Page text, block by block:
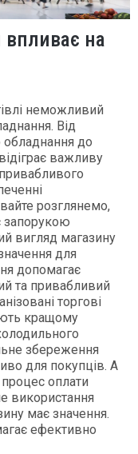
впливає на
неможливий
Від
обладнання до
важливу
розглянемо,
запорукою
вигляд магазину
для
допомагає
та привабливий
торгові
кращому
збереження
для покупців. А
оплати
використання
має значення.
ефективно